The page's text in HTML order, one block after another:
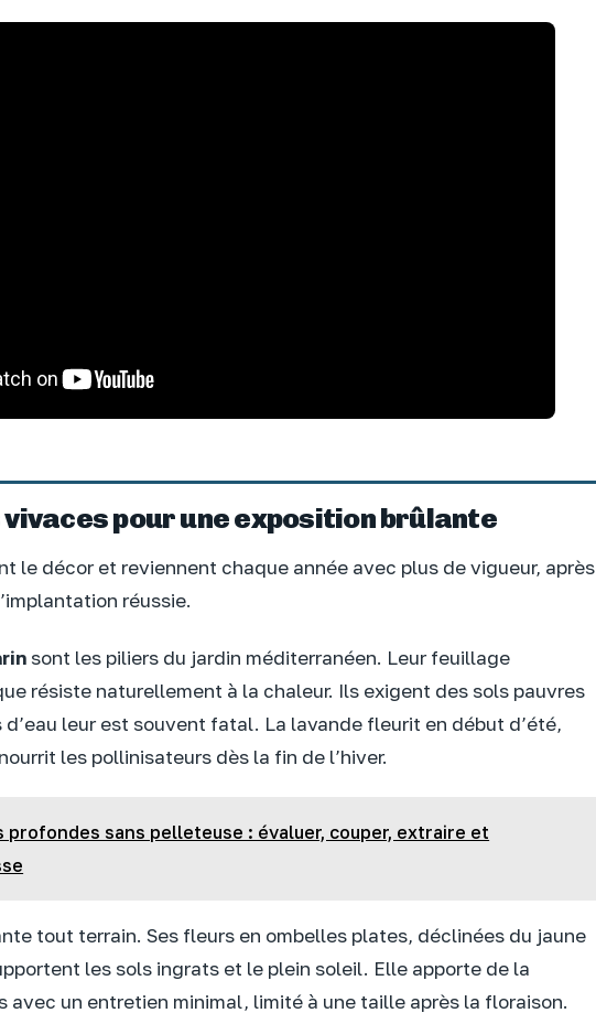
pour une exposition brûlante
le décor et reviennent chaque année avec plus de vigueur, après
réussie.
sont les piliers du jardin méditerranéen. Leur feuillage
résiste naturellement à la chaleur. Ils exigent des sols pauvres
d’eau leur est souvent fatal. La lavande fleurit en début d’été,
les pollinisateurs dès la fin de l’hiver.
profondes sans pelleteuse : évaluer, couper, extraire et
tout terrain. Ses fleurs en ombelles plates, déclinées du jaune
les sols ingrats et le plein soleil. Elle apporte de la
avec un entretien minimal, limité à une taille après la floraison.